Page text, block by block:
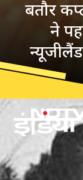
बतौर
ने